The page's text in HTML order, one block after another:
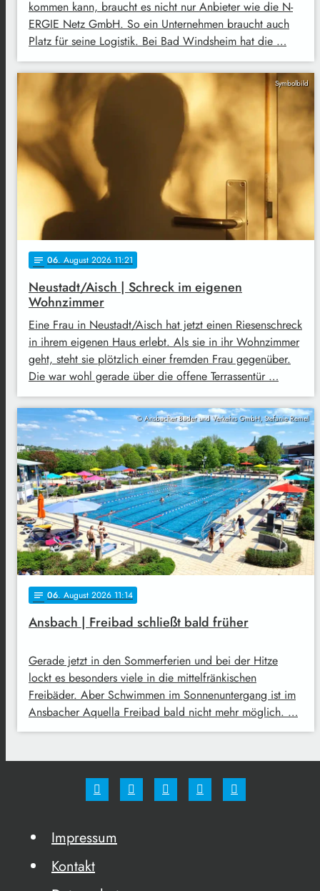
kommen kann, braucht es nicht nur Anbieter wie die N-
ERGIE Netz GmbH. So ein Unternehmen braucht auch
Platz für seine Logistik. Bei Bad Windsheim hat die …
Symbolbild
notes 06. August 2026 11:21
Neustadt/Aisch | Schreck im eigenen
Wohnzimmer
Eine Frau in Neustadt/Aisch hat jetzt einen Riesenschreck
in ihrem eigenen Haus erlebt. Als sie in ihr Wohnzimmer
geht, steht sie plötzlich einer fremden Frau gegenüber.
Die war wohl gerade über die offene Terrassentür …
© Ansbacher Bäder und Verkehrs GmbH, Stefanie Remel
notes 06. August 2026 11:14
Ansbach | Freibad schließt bald früher
Gerade jetzt in den Sommerferien und bei der Hitze
lockt es besonders viele in die mittelfränkischen
Freibäder. Aber Schwimmen im Sonnenuntergang ist im
Ansbacher Aquella Freibad bald nicht mehr möglich. …
Impressum
Kontakt